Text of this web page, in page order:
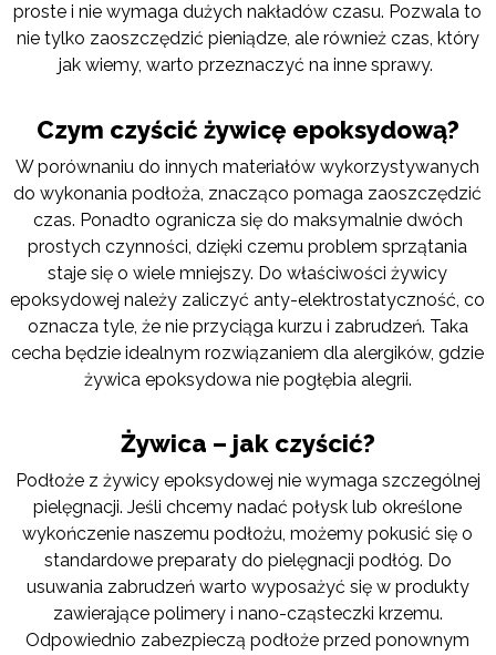
proste i nie wymaga dużych nakładów czasu. Pozwala to
nie tylko zaoszczędzić pieniądze, ale również czas, który
jak wiemy, warto przeznaczyć na inne sprawy.
Czym czyścić żywicę epoksydową?
W porównaniu do innych materiałów wykorzystywanych
do wykonania podłoża, znacząco pomaga zaoszczędzić
czas. Ponadto ogranicza się do maksymalnie dwóch
prostych czynności, dzięki czemu problem sprzątania
staje się o wiele mniejszy. Do właściwości żywicy
epoksydowej należy zaliczyć anty-elektrostatyczność, co
oznacza tyle, że nie przyciąga kurzu i zabrudzeń. Taka
cecha będzie idealnym rozwiązaniem dla alergików, gdzie
żywica epoksydowa nie pogłębia alegrii.
Żywica – jak czyścić?
Podłoże z żywicy epoksydowej nie wymaga szczególnej
pielęgnacji. Jeśli chcemy nadać połysk lub określone
wykończenie naszemu podłożu, możemy pokusić się o
standardowe preparaty do pielęgnacji podłóg. Do
usuwania zabrudzeń warto wyposażyć się w produkty
zawierające polimery i nano-cząsteczki krzemu.
Odpowiednio zabezpieczą podłoże przed ponownym